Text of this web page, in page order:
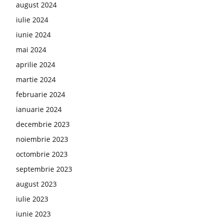
august 2024
iulie 2024
iunie 2024
mai 2024
aprilie 2024
martie 2024
februarie 2024
ianuarie 2024
decembrie 2023
noiembrie 2023
octombrie 2023
septembrie 2023
august 2023
iulie 2023
iunie 2023